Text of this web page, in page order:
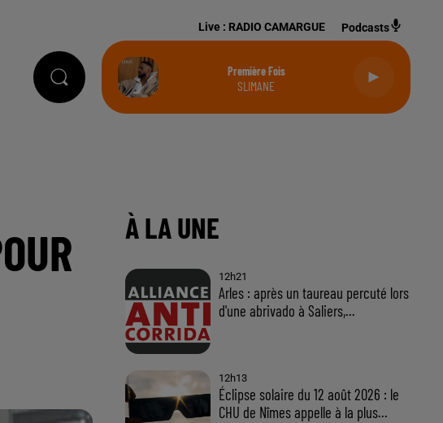
Live : RADIO CAMARGUE Podcasts
Première Fois
SLIMANE
À LA UNE
12h21
Arles : après un taureau percuté lors
d'une abrivado à Saliers,...
12h13
Éclipse solaire du 12 août 2026 : le
CHU de Nîmes appelle à la plus...